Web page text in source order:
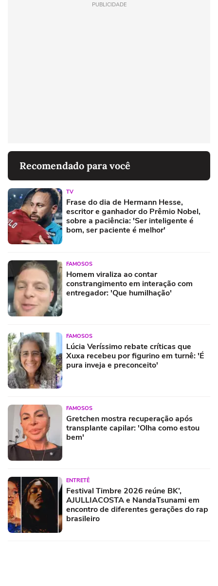
PUBLICIDADE
Recomendado para você
TV
Frase do dia de Hermann Hesse,
escritor e ganhador do Prêmio Nobel,
sobre a paciência: 'Ser inteligente é
bom, ser paciente é melhor'
FAMOSOS
Homem viraliza ao contar
constrangimento em interação com
entregador: 'Que humilhação'
FAMOSOS
Lúcia Veríssimo rebate críticas que
Xuxa recebeu por figurino em turnê: 'É
pura inveja e preconceito'
FAMOSOS
Gretchen mostra recuperação após
transplante capilar: 'Olha como estou
bem'
ENTRETÊ
Festival Timbre 2026 reúne BK’,
AJULLIACOSTA e NandaTsunami em
encontro de diferentes gerações do rap
brasileiro